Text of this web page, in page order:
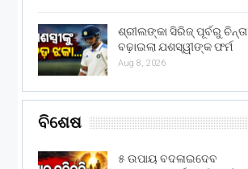
ଶ୍ରୀଲଙ୍କା ସିରିଜ୍ ପୂର୍ବରୁ ଚିନ୍ତା
ବଢ଼ାଇଲା ଯଶସ୍ୱୀଙ୍କ ଫର୍ମ
Aug 8, 2026
ବିଶେଷ
୫ ଉପାୟ ବଦଳାଇଦେବ